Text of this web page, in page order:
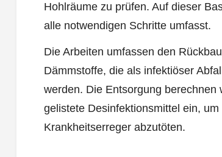
Hohlräume zu prüfen. Auf dieser
alle notwendigen Schritte umfasst.
Die Arbeiten umfassen den
Dämmstoffe, die als infektiöser
werden. Die Entsorgung berechnen
gelistete Desinfektionsmittel ein,
Krankheitserreger abzutöten.